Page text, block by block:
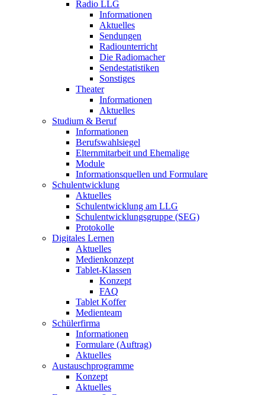
Radio LLG
Informationen
Aktuelles
Sendungen
Radiounterricht
Die Radiomacher
Sendestatistiken
Sonstiges
Theater
Informationen
Aktuelles
Studium & Beruf
Informationen
Berufswahlsiegel
Elternmitarbeit und Ehemalige
Module
Informationsquellen und Formulare
Schulentwicklung
Aktuelles
Schulentwicklung am LLG
Schulentwicklungsgruppe (SEG)
Protokolle
Digitales Lernen
Aktuelles
Medienkonzept
Tablet-Klassen
Konzept
FAQ
Tablet Koffer
Medienteam
Schülerfirma
Informationen
Formulare (Auftrag)
Aktuelles
Austauschprogramme
Konzept
Aktuelles